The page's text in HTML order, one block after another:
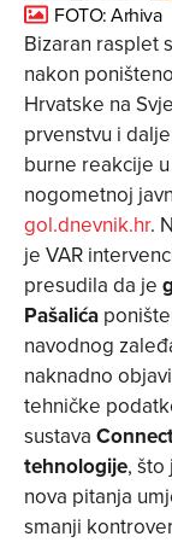
FOTO: Arhiva
Bizaran rasplet
nakon
Hrvatske na
prvenstvu i
burne reakcije u
nogometnoj
gol.dnevnik.hr.
je VAR
presudila da je
Pašalića
navodnog
naknadno
tehničke
sustava
tehnologije,
nova pitanja
smanji